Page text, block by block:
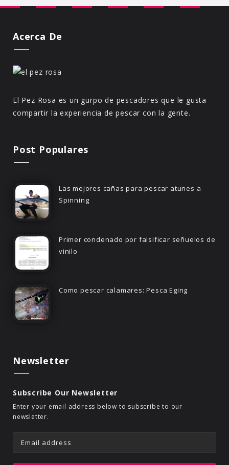
Acerca De
El Pez Rosa es un gurpo de pescadores que le gusta
compartir la experiencia de pescar con la gente.
Post Populares
Las mejores cañas para pescar atunes a
Spinning
Primer condenado por falsificar señuelos de
vinilo
Como pescar calamares: Pesca Eging
Newsletter
Subscribe Our Newsletter
Enter your email address below to subscribe to our
newsletter.